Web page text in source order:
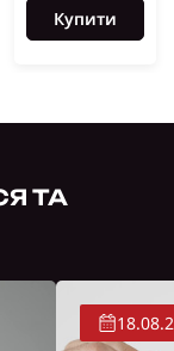
Купити
ТА